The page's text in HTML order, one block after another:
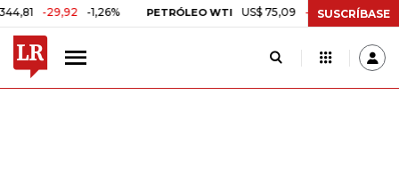
-29,92 -1,26% PETRÓLEO WTI US$ 75,09 -US$ 0,24 -0,32%
SUSCRÍBASE